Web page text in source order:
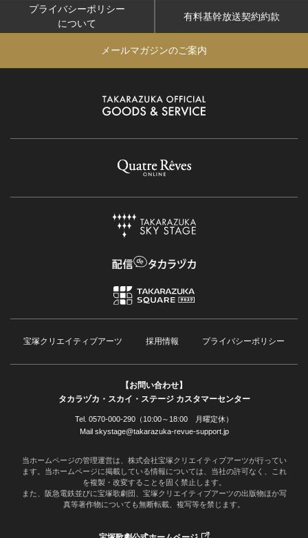
プライバシーポリシー
について
有料基幹放送契約約款
メールマガジンのご案内
宝塚クリエイティブアーツ 採用情報 プライバシーポリシー
【お問い合わせ】
タカラヅカ・スカイ・ステージ カスタマーセンター
Tel. 0570-000-290（10:00～18:00 月曜定休）
Mail skystage@takarazuka-revue-support.jp
当ホームページの管理運営は、株式会社宝塚クリエイティブアーツが行ってい
ます。当ホームページに掲載している情報については、当社の許可なく、これ
を複製・改変することを固く禁止します。
また、阪急電鉄並びに宝塚歌劇団、宝塚クリエイティブアーツの出版物ほか写
真等著作物についても無断転載、複写等を禁じます。